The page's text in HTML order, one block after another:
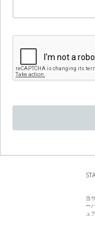
当
ー
ュ